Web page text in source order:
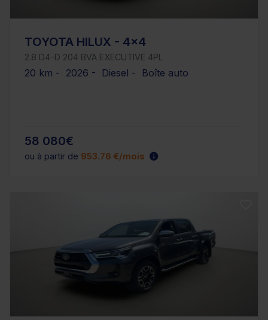
TOYOTA HILUX - 4x4
2.8 D4-D 204 BVA EXECUTIVE 4PL
20 km - 2026 - Diesel - Boîte auto
58 080€
ou à partir de 953.76 €/mois